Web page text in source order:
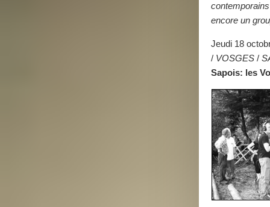
encore un
Jeudi 18
/ VOSGES /
Sapois: les